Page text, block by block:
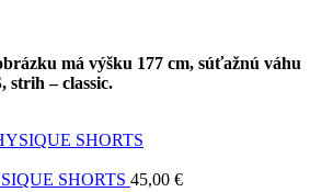
má výšku 177 cm, súťažnú váhu
strih – classic.
SHORTS 45,00 €